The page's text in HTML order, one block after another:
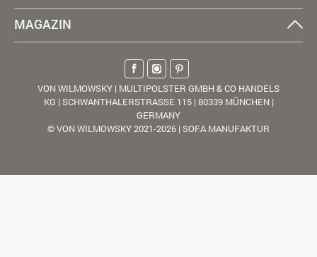
MAGAZIN
VON WILMOWSKY | MULTIPOLSTER GMBH & CO HANDELS
KG | SCHWANTHALERSTRASSE 115 | 80339 MÜNCHEN |
GERMANY
© VON WILMOWSKY 2021-2026 | SOFA MANUFAKTUR